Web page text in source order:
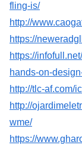
fling-is/
http://
https://
https://
hands-on-
http://tlc-af.com/
http://
wme/
https://